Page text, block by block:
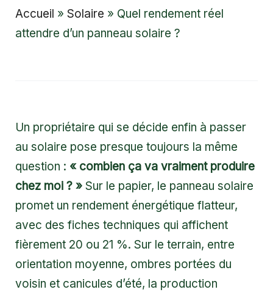
Accueil » Solaire » Quel rendement réel
attendre d’un panneau solaire ?
Un propriétaire qui se décide enfin à passer
au solaire pose presque toujours la même
question : « combien ça va vraiment produire
chez moi ? » Sur le papier, le panneau solaire
promet un rendement énergétique flatteur,
avec des fiches techniques qui affichent
fièrement 20 ou 21 %. Sur le terrain, entre
orientation moyenne, ombres portées du
voisin et canicules d’été, la production